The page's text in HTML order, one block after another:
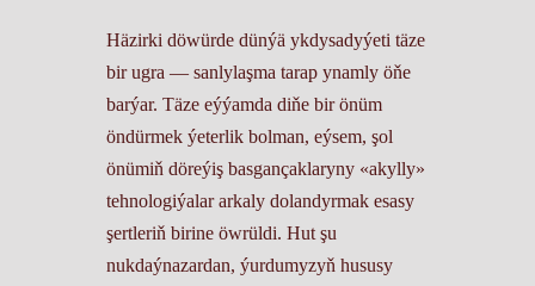
Häzirki döwürde dünýä ykdysadyýeti täze
bir ugra — sanlylaşma tarap ynamly öňe
barýar. Täze eýýamda diňe bir önüm
öndürmek ýeterlik bolman, eýsem, şol
önümiň döreýiş basgançaklaryny «akylly»
tehnologiýalar arkaly dolandyrmak esasy
şertleriň birine öwrüldi. Hut şu
nukdaýnazardan, ýurdumyzyň hususy